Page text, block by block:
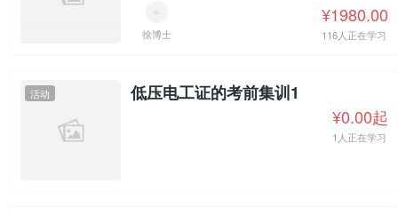
徐博士
¥1980.00
116人正在学习
活动
低压电工证的考前集训1
¥0.00起
1人正在学习